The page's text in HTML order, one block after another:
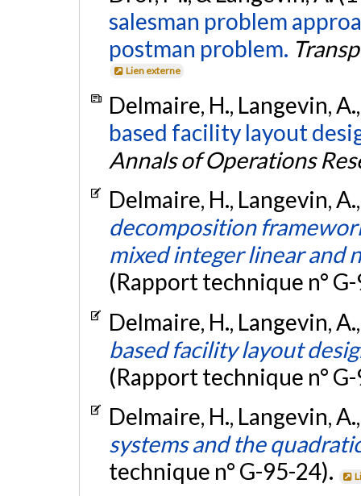
salesman problem
postman problem.
Lien externe
Delmaire, H., Langevin,
based facility layout
Annals of Operations
Delmaire, H., Langevin,
decomposition
mixed integer linear and
(Rapport technique n°
Delmaire, H., Langevin,
based facility layout
(Rapport technique n°
Delmaire, H., Langevin,
systems and the
technique n° G-95-24).